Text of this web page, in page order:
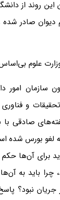
روند از
علوم
سازمان امور
و فناوری
صادقی با
دیوان باید برای
چرا باید به
جریان نبود؟